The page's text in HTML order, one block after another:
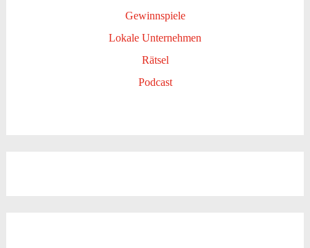
Gewinnspiele
Lokale Unternehmen
Rätsel
Podcast